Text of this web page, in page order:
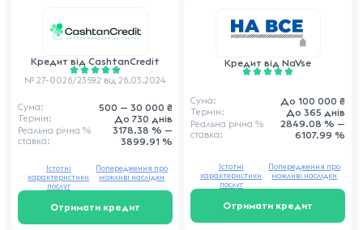
Кредит від CashtanCredit
№ 27-0026/23592 від 26.03.2024
Сума: 500 — 30 000 ₴
Термін: До 730 днів
Реальна річна %
ставка:
3178.38 % —
3899.91 %
Отримати кредит
Істотні
характеристики
послуг
Попередження про
можливі наслідки
Кредит від NaVse
Сума: До 100 000 ₴
Термін: До 365 днів
Реальна річна %
ставка:
2849.08 % —
6107.99 %
Отримати кредит
Істотні
характеристики
послуг
Попередження про
можливі наслідки